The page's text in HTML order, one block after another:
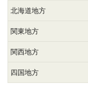
北海道地方
関東地方
関西地方
四国地方